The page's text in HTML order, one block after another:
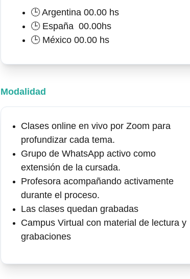
Modalidad
Clases online en vivo por Zoom para
profundizar cada tema.
Grupo de WhatsApp activo como
extensión de la cursada.
Profesora acompañando activamente
durante el proceso.
Las clases quedan grabadas
Campus Virtual con material de lectura y
grabaciones
🕒 Argentina 00.00 hs
🕒 España  00.00hs
🕒 México 00.00 hs